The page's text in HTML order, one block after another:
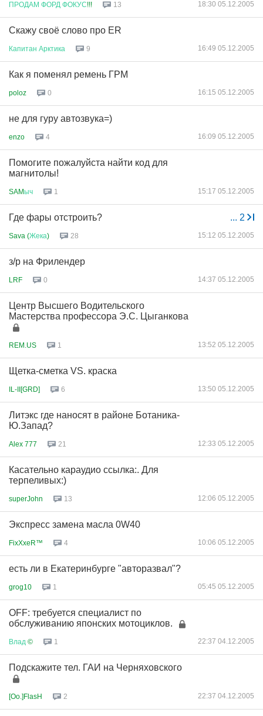
ПРОДАМ ФОРД ФОКУС!!! 13 18:30 05.12.2005
Скажу своё слово про ER
Капитан Арктика 9 16:49 05.12.2005
Как я поменял ремень ГРМ
poloz 0 16:15 05.12.2005
не для гуру автозвука=)
enzo 4 16:09 05.12.2005
Помогите пожалуйста найти код для
магнитолы!
SAMыч 1 15:17 05.12.2005
... 2
Где фары отстроить?
Sava (Жека) 28 15:12 05.12.2005
з/р на Фрилендер
LRF 0 14:37 05.12.2005
Центр Высшего Водительского
Мастерства профессора Э.С. Цыганкова
REM.US 1 13:52 05.12.2005
Щетка-сметка VS. краска
IL-II[GRD] 6 13:50 05.12.2005
Литэкс где наносят в районе Ботаника-
Ю.Запад?
Alex 777 21 12:33 05.12.2005
Касательно караудио ссылка:. Для
терпеливых:)
superJohn 13 12:06 05.12.2005
Экспресс замена масла 0W40
FixXxeR™ 4 10:06 05.12.2005
есть ли в Екатеринбурге "авторазвал"?
grog10 1 05:45 05.12.2005
OFF: требуется специалист по
обслуживанию японских мотоциклов.
Влад © 1 22:37 04.12.2005
Подскажите тел. ГАИ на Черняховского
[Oo.]FlasH 2 22:37 04.12.2005